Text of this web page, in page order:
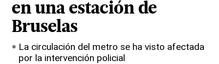
en una estación de
Bruselas
La circulación del metro se ha visto afectada
por la intervención policial